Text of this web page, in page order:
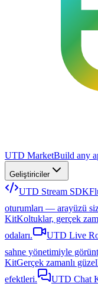
UTD MarketBuild any
Geliştiriciler
UTD Stream SDK
oturumları — arayüzü siz
KitKoltuklar, gerçek
odaları.
UTD Live
sahne yönetimiyle
KitGerçek zamanlı
efektleri.
UTD Chat